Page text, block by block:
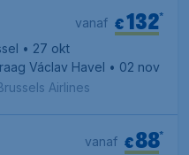
€132*
vanaf
• 27 okt
Václav Havel • 02 nov
Airlines
€88*
vanaf